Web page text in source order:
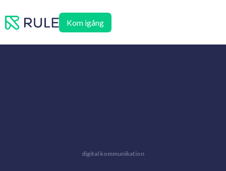
till
Kom igång
digital kommunikation